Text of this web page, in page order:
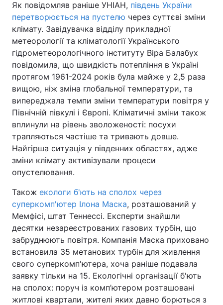
Як повідомляв раніше УНІАН, південь України
перетворюється на пустелю через суттєві зміни
клімату. Завідувачка відділу прикладної
метеорології та кліматології Українського
гідрометеорологічного інституту Віра Балабух
повідомила, що швидкість потепління в Україні
протягом 1961-2024 років була майже у 2,5 раза
вищою, ніж зміна глобальної температури, та
випереджала темпи зміни температури повітря у
Північній півкулі і Європі. Кліматичні зміни також
вплинули на рівень зволоженості: посухи
трапляються частіше та тривають довше.
Найгірша ситуація у південних областях, адже
зміни клімату активізували процеси
опустелювання.
Також екологи б'ють на сполох через
суперкомп'ютер Ілона Маска, розташований у
Мемфісі, штат Теннессі. Експерти знайшли
десятки незареєстрованих газових турбін, що
забруднюють повітря. Компанія Маска приховано
встановила 35 метанових турбін для живлення
свого суперкомп'ютера, хоча раніше подавала
заявку тільки на 15. Екологічні організації б'ють
на сполох: поруч із комп’ютером розташовані
житлові квартали, жителі яких давно борються з